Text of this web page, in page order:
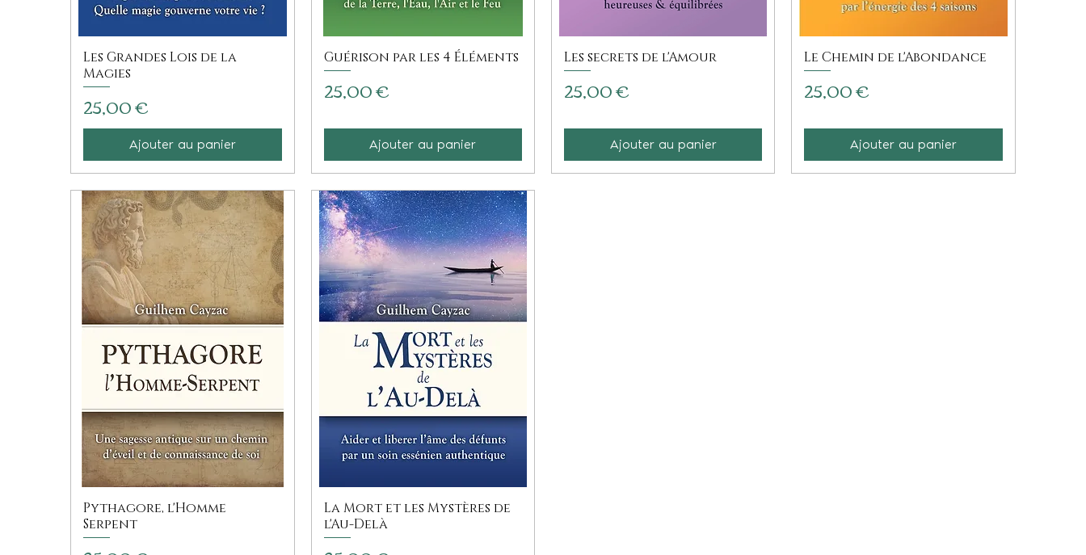
Les Grandes Lois de la
Magies
Prix
25,00 €
Ajouter au panier
Guérison par les 4 Éléments
Prix
25,00 €
Ajouter au panier
Les secrets de l'Amour
Prix
25,00 €
Ajouter au panier
Le Chemin de l'Abondance
Prix
25,00 €
Ajouter au panier
Pythagore, l'Homme
Serpent
La Mort et les Mystères de
l'Au-Delà